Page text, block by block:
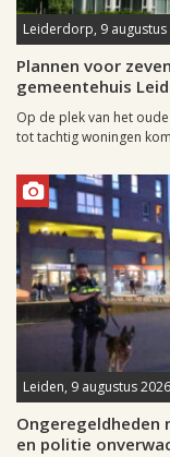
Leiderdorp, 9 augustus
Plannen voor
gemeentehuis
Op de plek van het
tot tachtig woningen
Leiden, 9 augustus
Ongeregeldheden
en politie